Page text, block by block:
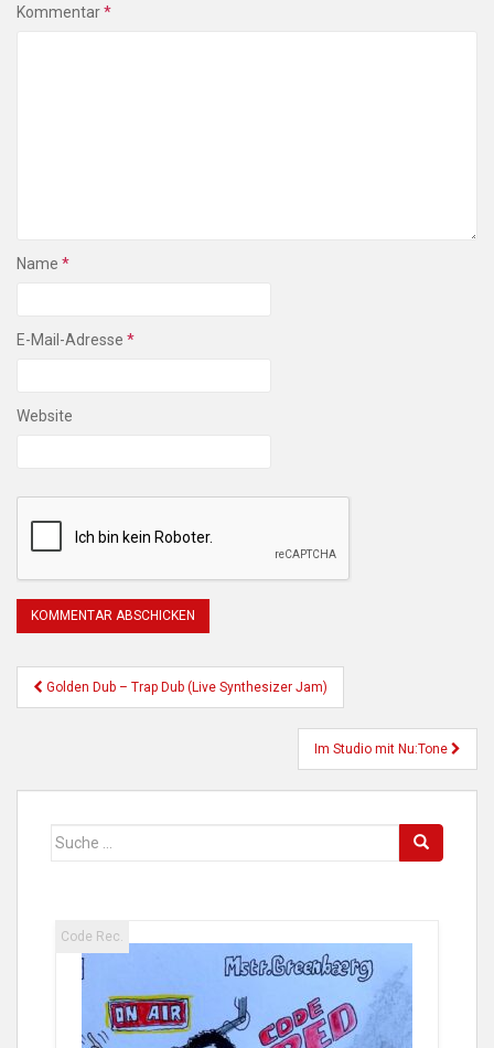
Kommentar*
Name *
E-Mail-Adresse *
Website
Beitragsnavigation
Golden Dub – Trap Dub (Live Synthesizer Jam)
Im Studio mit Nu:Tone
Suche
Code Rec.